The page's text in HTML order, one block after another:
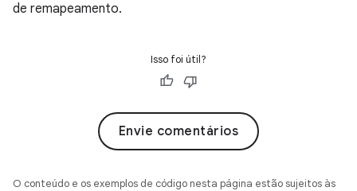
de remapeamento.
Isso foi útil?
Envie comentários
O conteúdo e os exemplos de código nesta página estão sujeitos às